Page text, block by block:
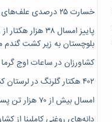
خسارت ۲۵ درصدی علف‌های هرز به محصولات کشاورزی
پاییز امسال ۳۸
بلوچستان به زیر کشت گندم
کشاورزان در ساعات اوج گرما
۴۰۲ هکتار گلرنگ در لرستان کشت شده است
امسال بیش از ۷۰ هزار تن پسته در رفسنجان برداشت می‌شود